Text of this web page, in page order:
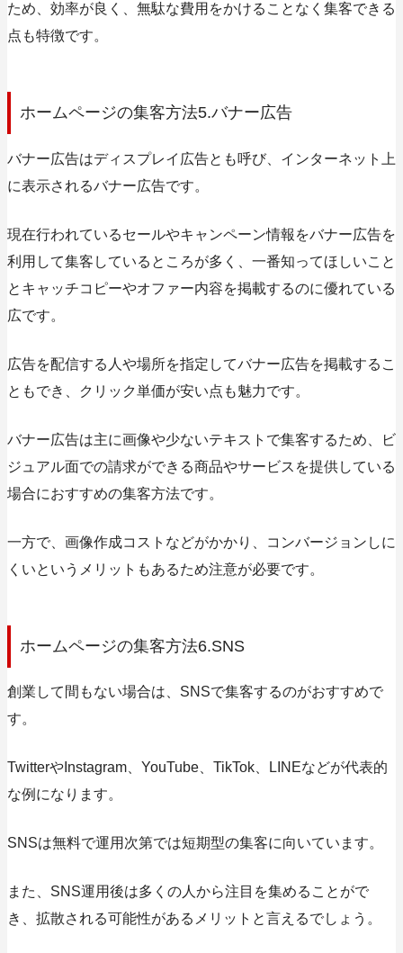
ため、効率が良く、無駄な費用をかけることなく集客できる
点も特徴です。
ホームページの集客方法5.バナー広告
バナー広告はディスプレイ広告とも呼び、インターネット上
に表示されるバナー広告です。
現在行われているセールやキャンペーン情報をバナー広告を
利用して集客しているところが多く、一番知ってほしいこと
とキャッチコピーやオファー内容を掲載するのに優れている
広です。
広告を配信する人や場所を指定してバナー広告を掲載するこ
ともでき、クリック単価が安い点も魅力です。
バナー広告は主に画像や少ないテキストで集客するため、ビ
ジュアル面での請求ができる商品やサービスを提供している
場合におすすめの集客方法です。
一方で、画像作成コストなどがかかり、コンバージョンしに
くいというメリットもあるため注意が必要です。
ホームページの集客方法6.SNS
創業して間もない場合は、SNSで集客するのがおすすめで
す。
TwitterやInstagram、YouTube、TikTok、LINEなどが代表的
な例になります。
SNSは無料で運用次第では短期型の集客に向いています。
また、SNS運用後は多くの人から注目を集めることがで
き、拡散される可能性があるメリットと言えるでしょう。